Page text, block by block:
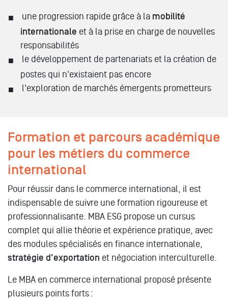
une progression rapide grâce à la mobilité
internationale et à la prise en charge de nouvelles
responsabilités
le développement de partenariats et la création de
postes qui n'existaient pas encore
l'exploration de marchés émergents prometteurs
Formation et parcours académique
pour les métiers du commerce
international
Pour réussir dans le commerce international, il est
indispensable de suivre une formation rigoureuse et
professionnalisante. MBA ESG propose un cursus
complet qui allie théorie et expérience pratique, avec
des modules spécialisés en finance internationale,
stratégie d'exportation et négociation interculturelle.
Le MBA en commerce international proposé présente
plusieurs points forts :